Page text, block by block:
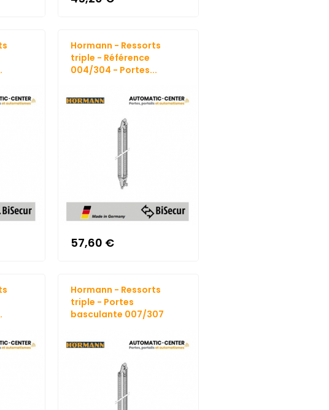
Hormann - Ressorts
triple - Référence
004/304 - Portes...
57,60 €
Hormann - Ressorts
triple - Portes
basculante 007/307